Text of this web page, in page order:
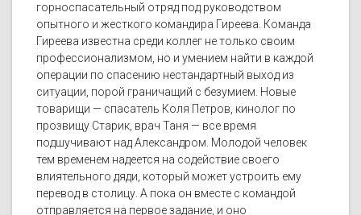
горноспасательный отряд под руководством
опытного и жесткого командира Гиреева. Команда
Гиреева известна среди коллег не только своим
профессионализмом, но и умением найти в каждой
операции по спасению нестандартный выход из
ситуации, порой граничащий с безумием. Новые
товарищи — спасатель Коля Петров, кинолог по
прозвищу Старик, врач Таня — все время
подшучивают над Александром. Молодой человек
тем временем надеется на содействие своего
влиятельного дяди, который может устроить ему
перевод в столицу. А пока он вместе с командой
отправляется на первое задание, и оно